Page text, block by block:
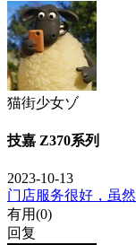
猫街少女ゾ
技嘉 Z370系列
2023-10-13
门店服务很好，虽
有用(0)
回复